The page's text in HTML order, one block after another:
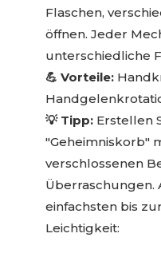
Flaschen,
öffnen. Jeder
unterschiedliche
💪 Vorteile:
💡 Tipp:Erstellen
"Geheimniskorb"
verschlossenen
Überraschungen.
einfachsten bis
Leichtigkeit: